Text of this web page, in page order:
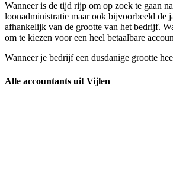
Wanneer is de tijd rijp om op zoek te gaan
loonadministratie maar ook bijvoorbeeld de
afhankelijk van de grootte van het bedrijf.
om te kiezen voor een heel betaalbare
Wanneer je bedrijf een dusdanige grootte
Alle accountants uit Vijlen